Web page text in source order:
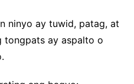
ninyo ay tuwid, patag, at
tongpats ay aspalto o